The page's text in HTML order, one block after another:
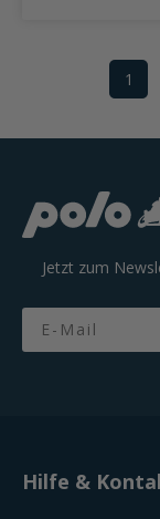
Seite
1
Jetzt zum
Email
Hilfe &